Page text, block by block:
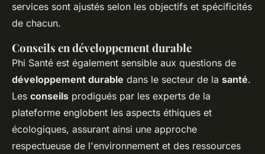
services sont ajustés selon les objectifs et spécificités
de chacun.
Conseils en développement durable
Phi Santé est également sensible aux questions de
développement durable dans le secteur de la santé.
Les conseils prodigués par les experts de la
plateforme englobent les aspects éthiques et
écologiques, assurant ainsi une approche
respectueuse de l'environnement et des ressources